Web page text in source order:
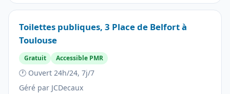
Toilettes publiques, 3 Place de Belfort à
Toulouse
Gratuit Accessible PMR
🕐 Ouvert 24h/24, 7j/7
Géré par JCDecaux